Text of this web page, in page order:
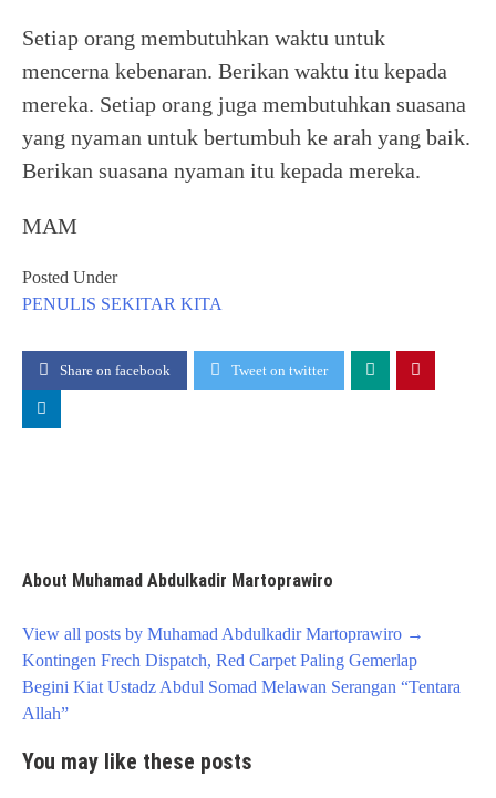
Setiap orang membutuhkan waktu untuk
mencerna kebenaran. Berikan waktu itu kepada
mereka. Setiap orang juga membutuhkan suasana
yang nyaman untuk bertumbuh ke arah yang baik.
Berikan suasana nyaman itu kepada mereka.
MAM
Posted Under
PENULIS SEKITAR KITA
Share on facebook Tweet on twitter
About Muhamad Abdulkadir Martoprawiro
View all posts by Muhamad Abdulkadir Martoprawiro →
Post
navigation
Kontingen Frech Dispatch, Red Carpet Paling Gemerlap
Begini Kiat Ustadz Abdul Somad Melawan Serangan “Tentara
Allah”
You may like these posts